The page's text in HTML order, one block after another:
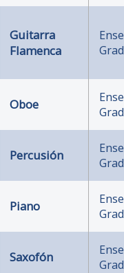
Guitarra
Flamenca
Oboe
Percusión
Piano
Saxofón